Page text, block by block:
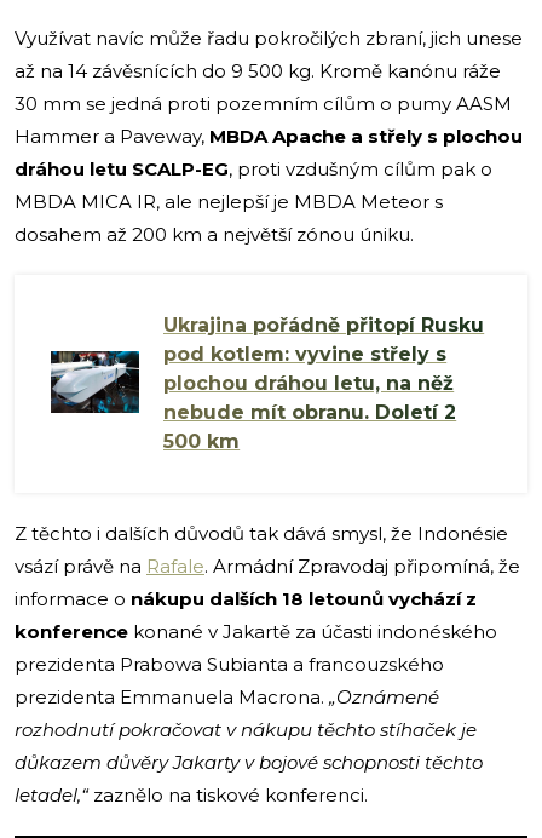
Využívat navíc může řadu pokročilých zbraní, jich unese
až na 14 závěsnících do 9 500 kg. Kromě kanónu ráže
30 mm se jedná proti pozemním cílům o pumy AASM
Hammer a Paveway, MBDA Apache a střely s plochou
dráhou letu SCALP-EG, proti vzdušným cílům pak o
MBDA MICA IR, ale nejlepší je MBDA Meteor s
dosahem až 200 km a největší zónou úniku.
Ukrajina pořádně přitopí Rusku
pod kotlem: vyvine střely s
plochou dráhou letu, na něž
nebude mít obranu. Doletí 2
500 km
Z těchto i dalších důvodů tak dává smysl, že Indonésie
vsází právě na Rafale. Armádní Zpravodaj připomíná, že
informace o nákupu dalších 18 letounů vychází z
konference konané v Jakartě za účasti indonéského
prezidenta Prabowa Subianta a francouzského
prezidenta Emmanuela Macrona. „Oznámené
rozhodnutí pokračovat v nákupu těchto stíhaček je
důkazem důvěry Jakarty v bojové schopnosti těchto
letadel,“zaznělo na tiskové konferenci.